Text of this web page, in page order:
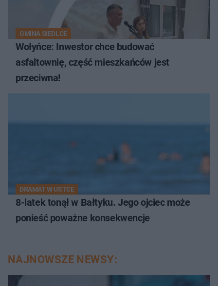
GMINA SIEDLCE
Wołyńce: Inwestor chce budować
asfaltownię, część mieszkańców jest
przeciwna!
DRAMAT W USTCE
8-latek tonął w Bałtyku. Jego ojciec może
ponieść poważne konsekwencje
NAJNOWSZE NEWSY: